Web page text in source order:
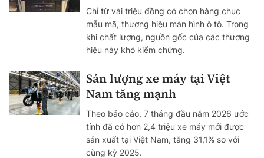
Chỉ từ vài triệu đồng có chọn hàng chục
mẫu mã, thương hiệu màn hình ô tô. Trong
khi chất lượng, nguồn gốc của các thương
hiệu này khó kiểm chứng.
Sản lượng xe máy tại Việt
Nam tăng mạnh
Theo báo cáo, 7 tháng đầu năm 2026 ước
tính đã có hơn 2,4 triệu xe máy mới được
sản xuất tại Việt Nam, tăng 31,1% so với
cùng kỳ 2025.